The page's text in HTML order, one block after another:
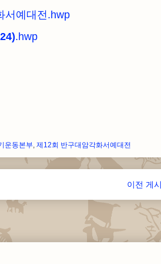
서예대전.hwp
.hwp
운동본부, 제12회 반구대암각화서예대전
이전 게